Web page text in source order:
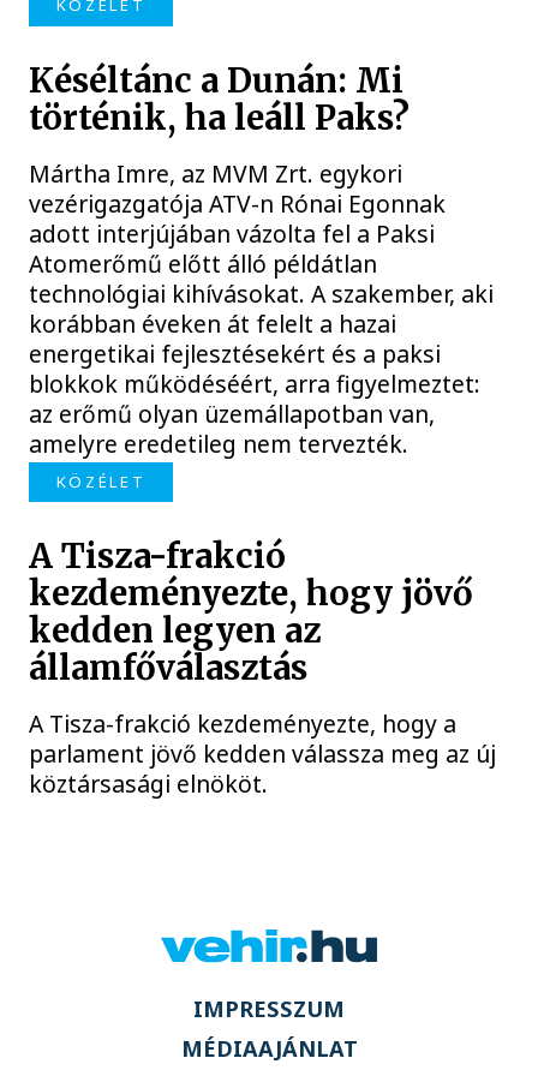
KÖZÉLET
Késéltánc a Dunán: Mi
történik, ha leáll Paks?
Mártha Imre, az MVM Zrt. egykori
vezérigazgatója ATV-n Rónai Egonnak
adott interjújában vázolta fel a Paksi
Atomerőmű előtt álló példátlan
technológiai kihívásokat. A szakember, aki
korábban éveken át felelt a hazai
energetikai fejlesztésekért és a paksi
blokkok működéséért, arra figyelmeztet:
az erőmű olyan üzemállapotban van,
amelyre eredetileg nem tervezték.
KÖZÉLET
A Tisza-frakció
kezdeményezte, hogy jövő
kedden legyen az
államfőválasztás
A Tisza-frakció kezdeményezte, hogy a
parlament jövő kedden válassza meg az új
köztársasági elnököt.
IMPRESSZUM
MÉDIAAJÁNLAT